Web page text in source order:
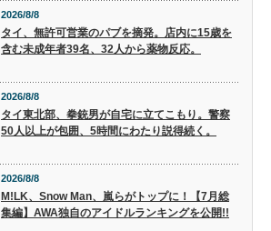
2026/8/8
タイ、無許可営業のパブを摘発。店内に15歳を
含む未成年者39名、32人から薬物反応。
2026/8/8
タイ東北部、拳銃男が自宅に立てこもり。警察
50人以上が包囲、5時間にわたり説得続く。
2026/8/8
M!LK、Snow Man、嵐らがトップに！【7月総
集編】AWA独自のアイドルランキングを公開!!